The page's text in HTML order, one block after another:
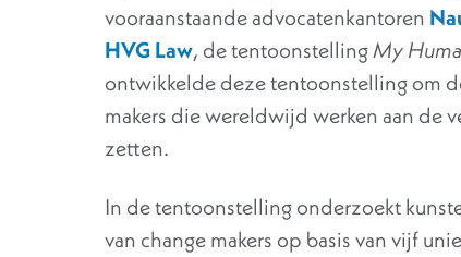
vooraanstaande advocatenkantoren
HVG Law, de tentoonstellingMy
ontwikkelde deze tentoonstelling om
makers die wereldwijd werken aan de
zetten.
In de tentoonstelling onderzoekt
van change makers op basis van vijf